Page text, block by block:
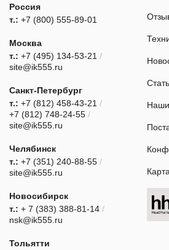
Россия
т.: +7 (800) 555-89-01
Москва
т.: +7 (495) 134-53-21 /
site@ik555.ru
Санкт-Петербург
т.: +7 (812) 458-43-21 /
+7 (812) 748-24-55 /
site@ik555.ru
Челябинск
т.: +7 (351) 240-88-55 /
site@ik555.ru
Новосибирск
т.: + 7 (383) 388-81-14 /
nsk@ik555.ru
Тольятти
Наши